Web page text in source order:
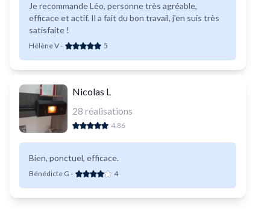
Je recommande Léo, personne très agréable,
efficace et actif. Il a fait du bon travail, j'en suis très
satisfaite !
Hélène V- 5
Nicolas L
28 réalisations
4.86
Bien, ponctuel, efficace.
Bénédicte G - 4